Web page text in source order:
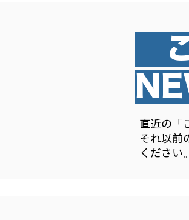
直近の「
それ以
ください。
直近の「
それ以前
ください。